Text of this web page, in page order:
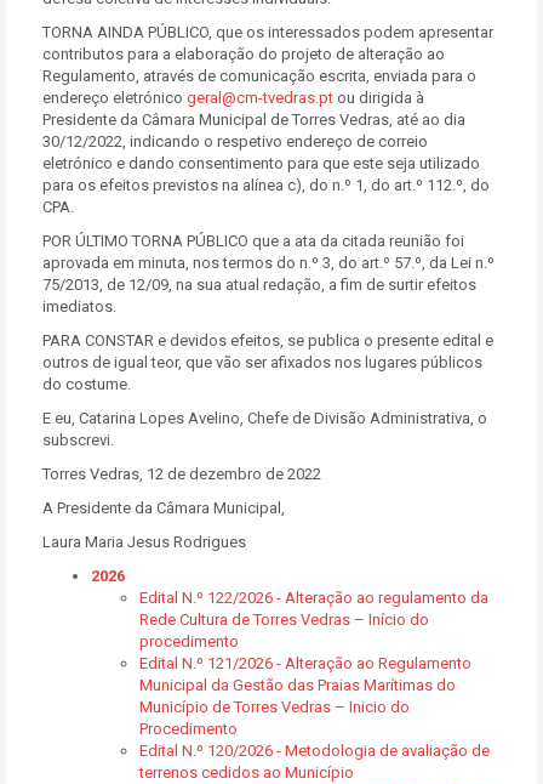
TORNA AINDA PÚBLICO, que os interessados podem apresentar
contributos para a elaboração do projeto de alteração ao
Regulamento, através de comunicação escrita, enviada para o
endereço eletrónico geral@cm-tvedras.pt ou dirigida à
Presidente da Câmara Municipal de Torres Vedras, até ao dia
30/12/2022, indicando o respetivo endereço de correio
eletrónico e dando consentimento para que este seja utilizado
para os efeitos previstos na alínea c), do n.º 1, do art.º 112.º, do
CPA.
POR ÚLTIMO TORNA PÚBLICO que a ata da citada reunião foi
aprovada em minuta, nos termos do n.º 3, do art.º 57.º, da Lei n.º
75/2013, de 12/09, na sua atual redação, a fim de surtir efeitos
imediatos.
PARA CONSTAR e devidos efeitos, se publica o presente edital e
outros de igual teor, que vão ser afixados nos lugares públicos
do costume.
E eu, Catarina Lopes Avelino, Chefe de Divisão Administrativa, o
subscrevi.
Torres Vedras, 12 de dezembro de 2022
A Presidente da Câmara Municipal,
Laura Maria Jesus Rodrigues
2026
Edital N.º 122/2026 - Alteração ao regulamento da
Rede Cultura de Torres Vedras – Início do
procedimento
Edital N.º 121/2026 - Alteração ao Regulamento
Municipal da Gestão das Praias Marítimas do
Município de Torres Vedras – Inicio do
Procedimento
Edital N.º 120/2026 - Metodologia de avaliação de
terrenos cedidos ao Município